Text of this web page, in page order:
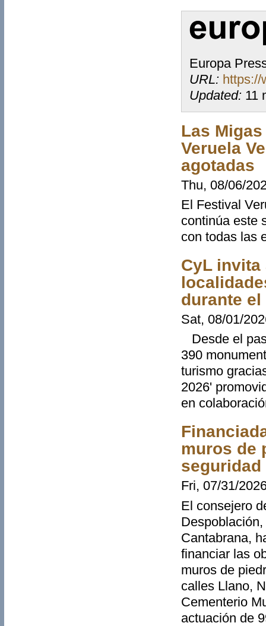
Europa
URL: https://
Updated:11
Las
Veruela
agotadas
Thu, 08/06/
El Festival
continúa este
con todas las
CyL invita
durante el
Sat, 08/01/
Desde el
390
turismo
2026'
en
muros de
Fri, 07/31/
El consejero
Cantabrana,
financiar las
muros de
calles Llano,
Cementerio
actuación de